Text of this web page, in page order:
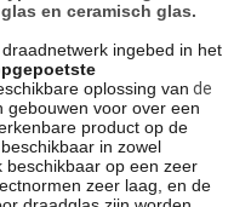
en ceramisch glas.
ingebed in het
oplossing van de
gebouwen voor over een
product op de
in zowel
beschikbaar op een zeer
zeer laag, en de